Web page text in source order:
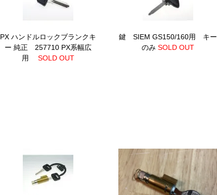
PX ハンドルロックブランクキ
ー 純正 257710 PX系幅広
用SOLD OUT
鍵 SIEM GS150/160用 キー
のみ SOLD OUT